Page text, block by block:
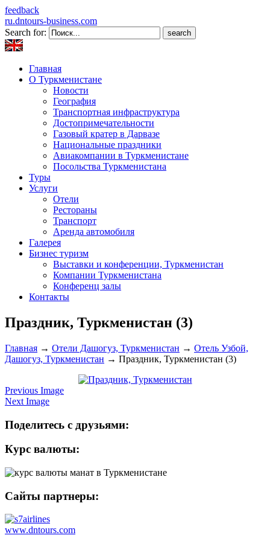
feedback
ru.dntours-business.com
Search for:
Главная
О Туркменистане
Новости
География
Транспортная инфраструктура
Достопримечательности
Газовый кратер в Дарвазе
Национальные праздники
Авиакомпании в Туркменистане
Посольства Туркменистана
Туры
Услуги
Отели
Рестораны
Транспорт
Аренда автомобиля
Галерея
Бизнес туризм
Выставки и конференции, Туркменистан
Компании Туркменистана
Конференц залы
Контакты
Праздник, Туркменистан (3)
Главная → Отели Дашогуз, Туркменистан → Отель Узбой,
Дашогуз, Туркменистан → Праздник, Туркменистан (3)
Previous Image
Next Image
Поделитесь с друзьями:
Курс валюты:
Сайты партнеры:
www.dntours.com